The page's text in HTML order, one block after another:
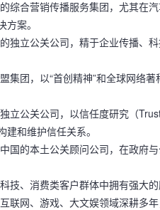
综合营销传播服务集团，尤其在
案。
独立公关公司，精于企业传播、
集团，以“首创精神”和全球网络
立公关公司，以信任度研究（
和维护信任关系。
国的本土公关顾问公司，在政府
技、消费类客户群体中拥有强大
联网、游戏、大文娱领域深耕多